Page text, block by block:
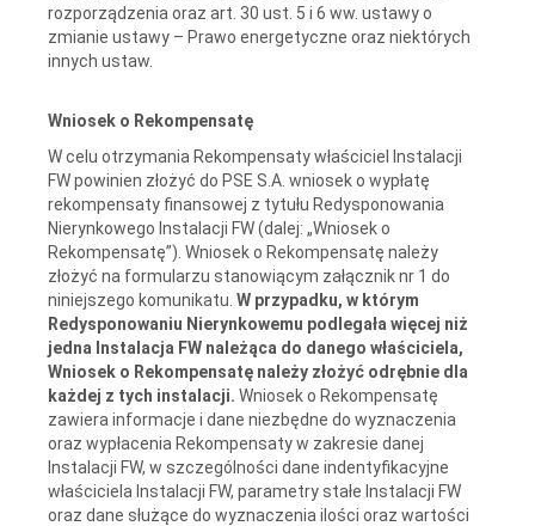
rozporządzenia oraz art. 30 ust. 5 i 6 ww. ustawy o
zmianie ustawy – Prawo energetyczne oraz niektórych
innych ustaw.
Wniosek o Rekompensatę
W celu otrzymania Rekompensaty właściciel Instalacji
FW powinien złożyć do PSE S.A. wniosek o wypłatę
rekompensaty finansowej z tytułu Redysponowania
Nierynkowego Instalacji FW (dalej: „Wniosek o
Rekompensatę”). Wniosek o Rekompensatę należy
złożyć na formularzu stanowiącym załącznik nr 1 do
niniejszego komunikatu. W przypadku, w którym
Redysponowaniu Nierynkowemu podlegała więcej niż
jedna Instalacja FW należąca do danego właściciela,
Wniosek o Rekompensatę należy złożyć odrębnie dla
każdej z tych instalacji. Wniosek o Rekompensatę
zawiera informacje i dane niezbędne do wyznaczenia
oraz wypłacenia Rekompensaty w zakresie danej
Instalacji FW, w szczególności dane indentyfikacyjne
właściciela Instalacji FW, parametry stałe Instalacji FW
oraz dane służące do wyznaczenia ilości oraz wartości